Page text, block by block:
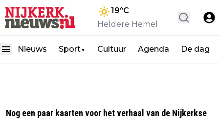
19°C
Heldere Hemel
Nieuws Sport▼ Cultuur Agenda De dag
Nog een paar kaarten voor het verhaal van de Nijkerkse